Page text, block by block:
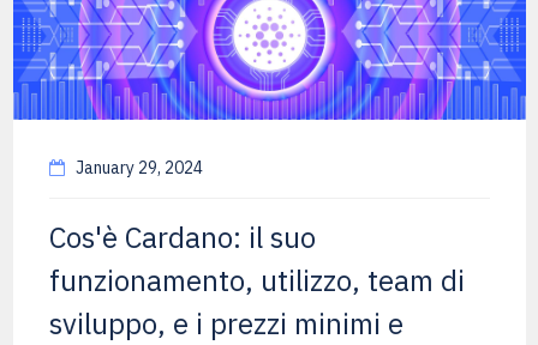
January 29, 2024
Cos'è Cardano: il suo
funzionamento, utilizzo, team di
sviluppo, e i prezzi minimi e